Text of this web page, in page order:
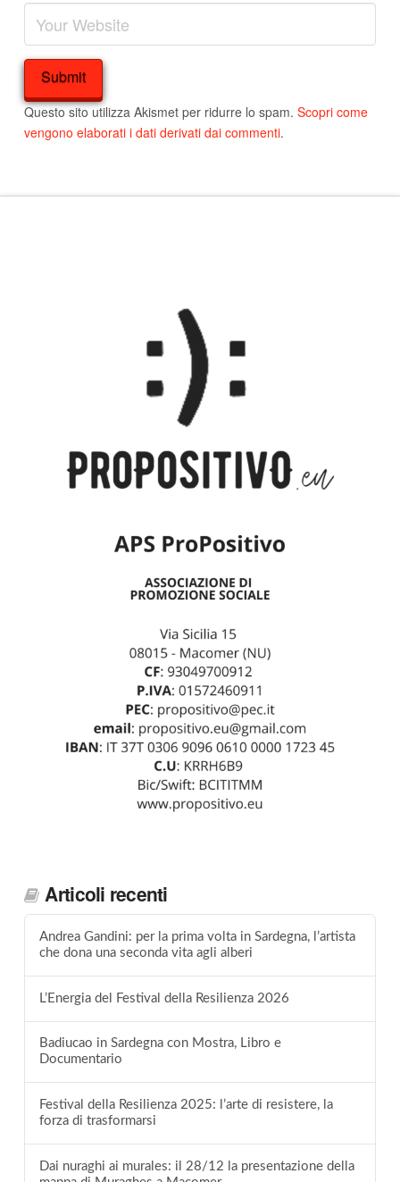
Questo sito utilizza Akismet per ridurre lo spam. Scopri come
vengono elaborati i dati derivati dai commenti.
Articoli recenti
Andrea Gandini: per la prima volta in Sardegna, l’artista
che dona una seconda vita agli alberi
L’Energia del Festival della Resilienza 2026
Badiucao in Sardegna con Mostra, Libro e
Documentario
Festival della Resilienza 2025: l’arte di resistere, la
forza di trasformarsi
Dai nuraghi ai murales: il 28/12 la presentazione della